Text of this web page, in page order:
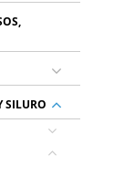
SILURO